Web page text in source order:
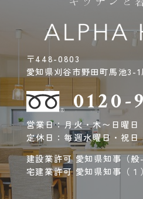
〒448-0803
愛知県刈谷市野田町馬池3-
0120-
営業日：月火・木〜日曜
定休日：毎週水曜日・祝
建設業許可 愛知県知事（
宅建業許可 愛知県知事（１